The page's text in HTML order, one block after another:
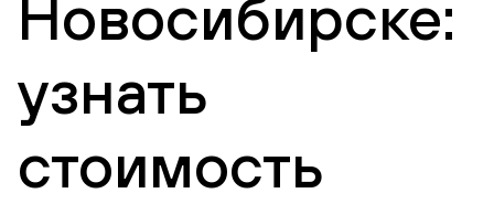
Новосибирске:
узнать
стоимость